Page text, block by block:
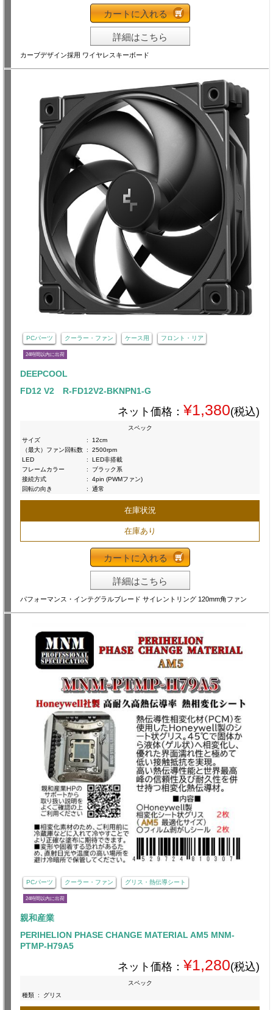
カートに入れる
詳細はこちら
カーブデザイン採用 ワイヤレスキーボード
PCパーツ クーラー・ファン ケース用 フロント・リア
24時間以内に出荷
DEEPCOOL
FD12 V2 R-FD12V2-BKNPN1-G
ネット価格： ¥1,380(税込)
スペック
サイズ
:
12cm
（最大）ファン回転数 :
2500rpm
LED
:
LED非搭載
フレームカラー
:
ブラック系
接続方式
:
4pin (PWMファン)
回転の向き
: 通常
在庫状況
在庫あり
カートに入れる
詳細はこちら
パフォーマンス・インテグラルブレード サイレントリング 120mm角ファン
PCパーツ クーラー・ファン グリス・熱伝導シート
24時間以内に出荷
親和産業
PERIHELION PHASE CHANGE MATERIAL AM5 MNM-
PTMP-H79A5
ネット価格： ¥1,280(税込)
スペック
種類 : グリス